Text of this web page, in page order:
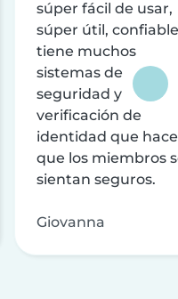
súper fácil de usar,
súper útil,
tiene muchos
sistemas de
seguridad y
verificación de
identidad que
que los miembros
sientan seguros.
Giovanna